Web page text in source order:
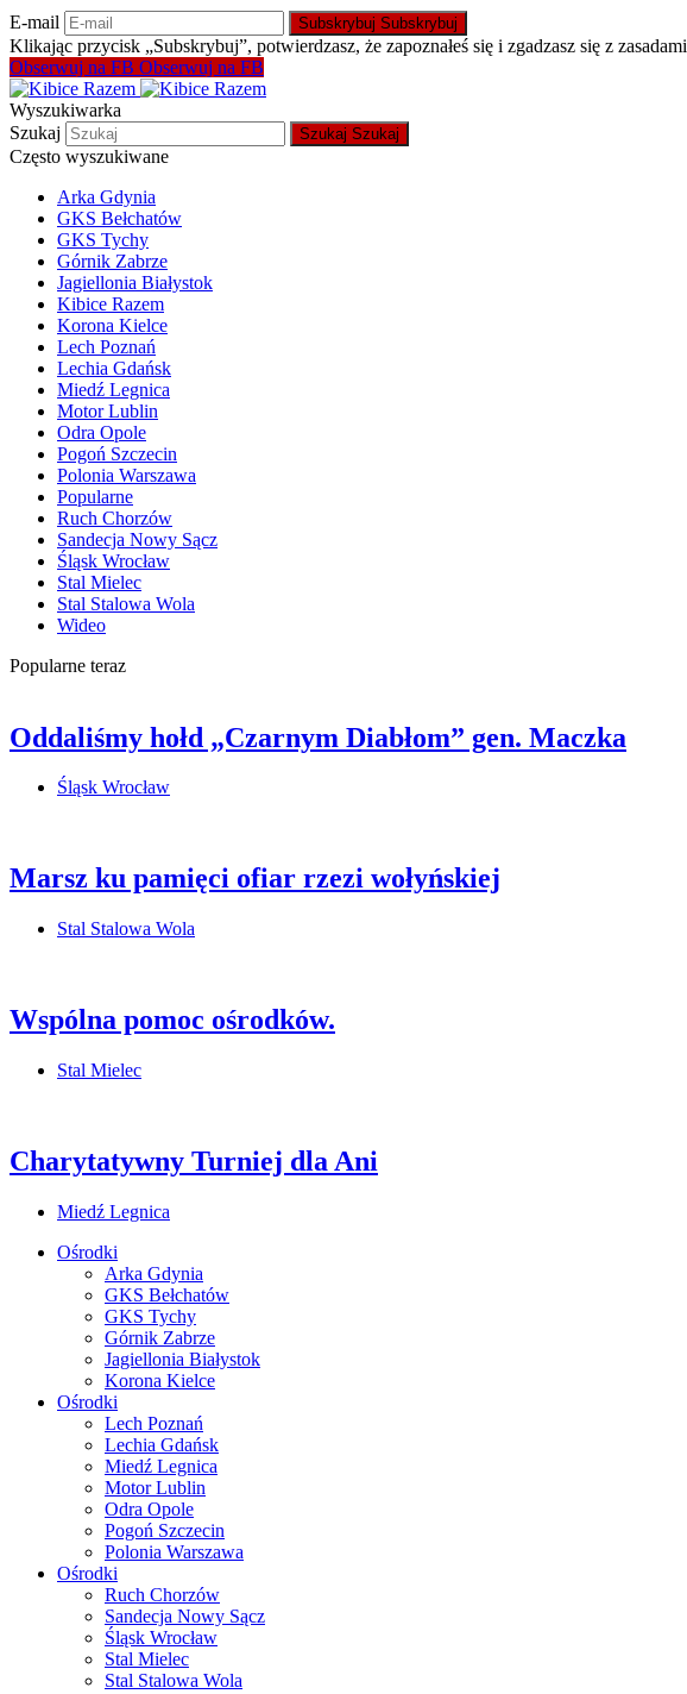
E-mail Subskrybuj Subskrybuj
Klikając przycisk „Subskrybuj”, potwierdzasz, że zapoznałeś się i zgadzasz się z zasadami
Obserwuj na FB Obserwuj na FB
Wyszukiwarka
Szukaj
Szukaj Szukaj
Często wyszukiwane
Arka Gdynia
GKS Bełchatów
GKS Tychy
Górnik Zabrze
Jagiellonia Białystok
Kibice Razem
Korona Kielce
Lech Poznań
Lechia Gdańsk
Miedź Legnica
Motor Lublin
Odra Opole
Pogoń Szczecin
Polonia Warszawa
Popularne
Ruch Chorzów
Sandecja Nowy Sącz
Śląsk Wrocław
Stal Mielec
Stal Stalowa Wola
Wideo
Popularne teraz
Oddaliśmy hołd „Czarnym Diabłom” gen. Maczka
Śląsk Wrocław
Marsz ku pamięci ofiar rzezi wołyńskiej
Stal Stalowa Wola
Wspólna pomoc ośrodków.
Stal Mielec
Charytatywny Turniej dla Ani
Miedź Legnica
Ośrodki
Arka Gdynia
GKS Bełchatów
GKS Tychy
Górnik Zabrze
Jagiellonia Białystok
Korona Kielce
Ośrodki
Lech Poznań
Lechia Gdańsk
Miedź Legnica
Motor Lublin
Odra Opole
Pogoń Szczecin
Polonia Warszawa
Ośrodki
Ruch Chorzów
Sandecja Nowy Sącz
Śląsk Wrocław
Stal Mielec
Stal Stalowa Wola